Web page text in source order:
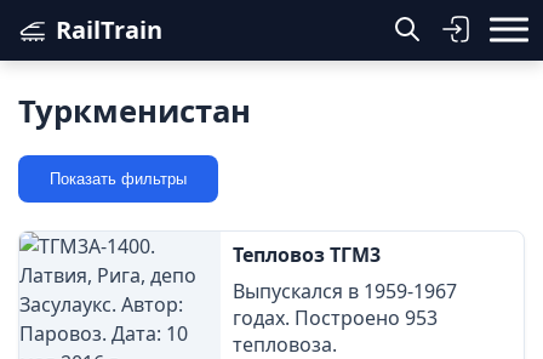
RailTrain
Туркменистан
Показать фильтры
Тепловоз ТГМ3
Выпускался в 1959-1967
годах. Построено 953
тепловоза.